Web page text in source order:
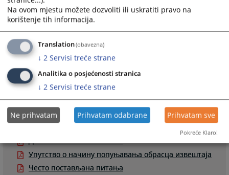
дана подношења, подносиоцу пријаве ће бити
достављена информација о предузетим
активностима.
1550ПРЕГЛЕДА
Пратећи документи
Упутство о начину попуњавања обрасца извештаја
Често постављана питања
Na ovom mjestu možete dozvoliti ili uskratiti pravo na
korištenje tih informacija.
Translation(obavezna)
↓ 2 Servisi treće strane
Analitika o posjećenosti stranica
↓ 2 Servisi treće strane
Ne prihvatam Prihvatam odabrane Prihvatam sve
Pokreće Klaro!